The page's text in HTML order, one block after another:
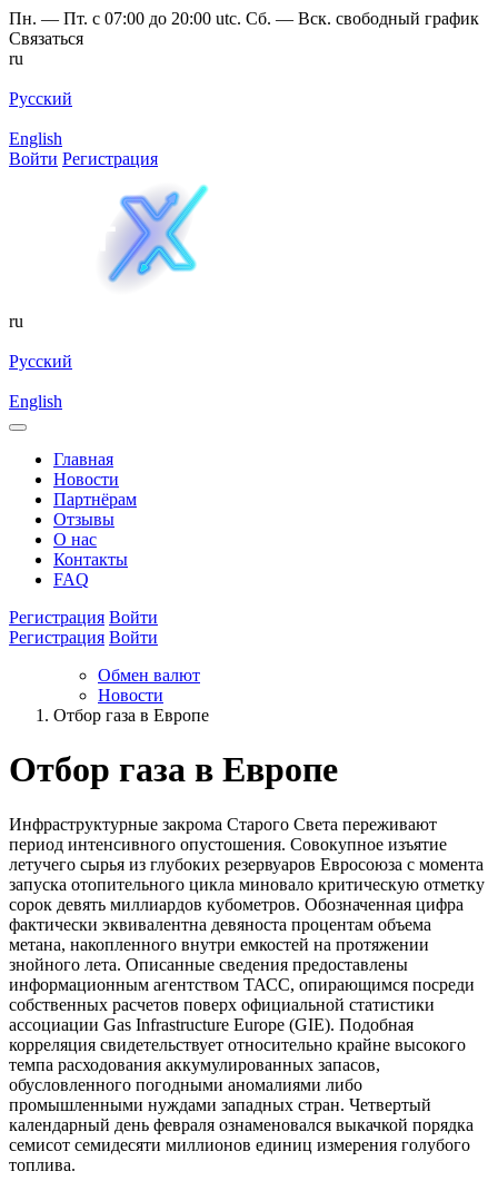
Пн. — Пт. с 07:00 до 20:00 utc. Сб. — Вск. свободный график
Связаться
ru
Русский
English
Войти Регистрация
ru
Русский
English
Главная
Новости
Партнёрам
Отзывы
О нас
Контакты
FAQ
Регистрация Войти
Регистрация Войти
Обмен валют
Новости
Отбор газа в Европе
Отбор газа в Европе
Инфраструктурные закрома Старого Света переживают
период интенсивного опустошения. Совокупное изъятие
летучего сырья из глубоких резервуаров Евросоюза с момента
запуска отопительного цикла миновало критическую отметку
сорок девять миллиардов кубометров. Обозначенная цифра
фактически эквивалентна девяноста процентам объема
метана, накопленного внутри емкостей на протяжении
знойного лета. Описанные сведения предоставлены
информационным агентством ТАСС, опирающимся посреди
собственных расчетов поверх официальной статистики
ассоциации Gas Infrastructure Europe (GIE). Подобная
корреляция свидетельствует относительно крайне высокого
темпа расходования аккумулированных запасов,
обусловленного погодными аномалиями либо
промышленными нуждами западных стран. Четвертый
календарный день февраля ознаменовался выкачкой порядка
семисот семидесяти миллионов единиц измерения голубого
топлива.